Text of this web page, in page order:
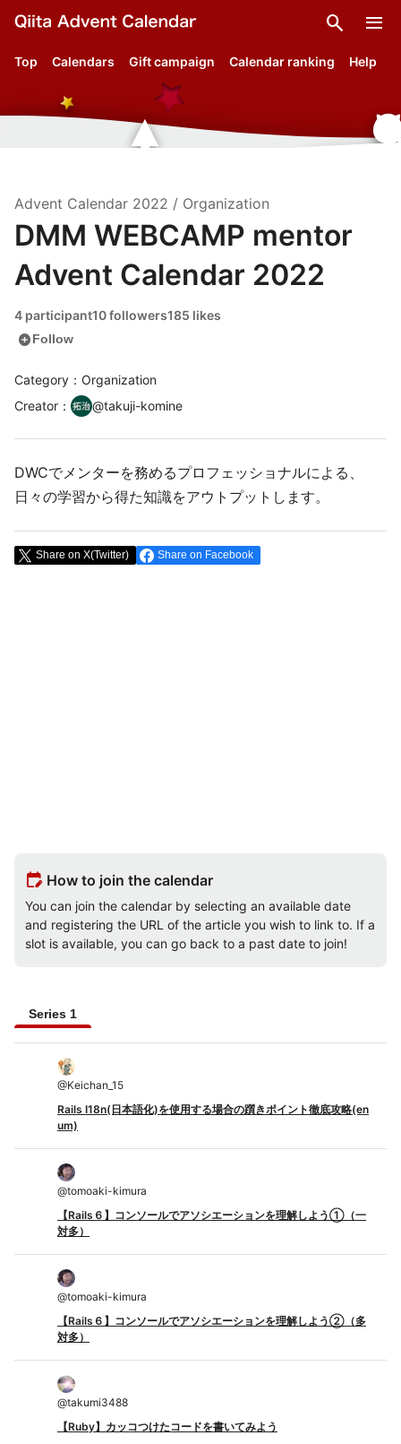
search menu
Top Calendars Gift campaign Calendar ranking Help
Advent Calendar 2022 / Organization
DMM WEBCAMP mentor
Advent Calendar 2022
4 participant10 followers185 likes
add_circleFollow
Category：Organization
Creator ： @takuji-komine
DWCでメンターを務めるプロフェッショナルによる、
日々の学習から得た知識をアウトプットします。
Share on X(Twitter) Share on Facebook
edit_calendar How to join the calendar
You can join the calendar by selecting an available date
and registering the URL of the article you wish to link to. If a
slot is available, you can go back to a past date to join!
Series 1
@Keichan_15
Rails I18n(日本語化)を使用する場合の躓きポイント徹底攻略(en
um)
@tomoaki-kimura
【Rails６】コンソールでアソシエーションを理解しよう①（一
対多）
@tomoaki-kimura
【Rails６】コンソールでアソシエーションを理解しよう②（多
対多）
@takumi3488
【Ruby】カッコつけたコードを書いてみよう